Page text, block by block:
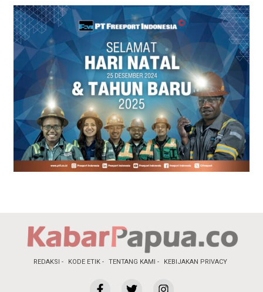
REDAKSI KODE ETIK TENTANG KAMI KEBIJAKAN PRIVACY